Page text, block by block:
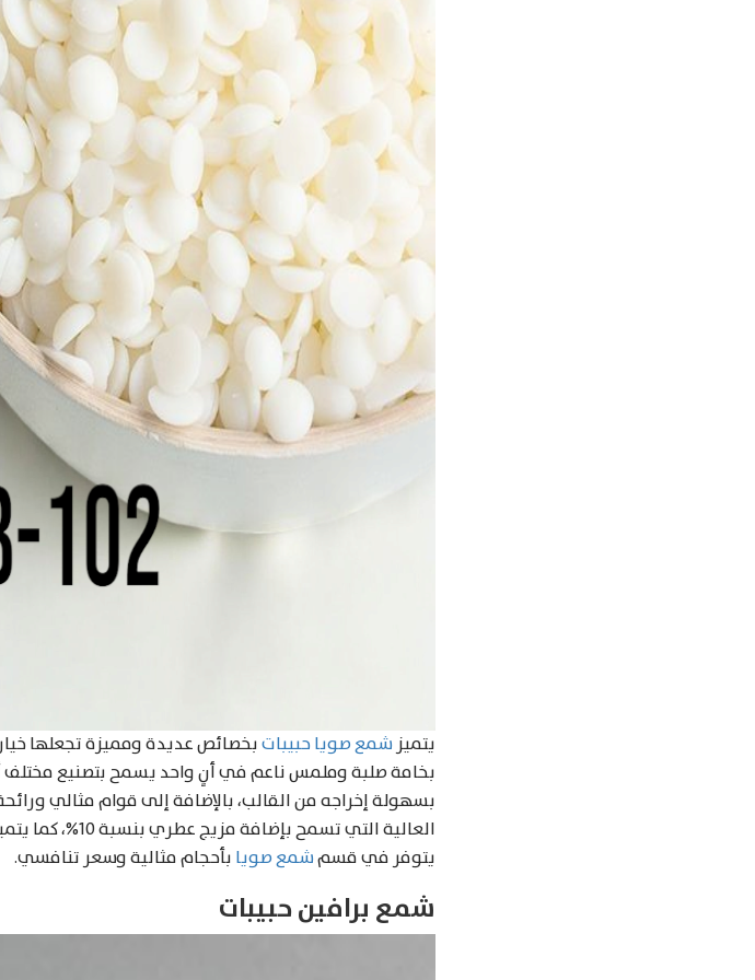
يتميز شمع صويا حبيباتبخصائص عديدة ومميزة تجعلها
بخامة صلبة وملمس ناعم في أنٍ واحد يسمح بتصنيع مختلف
بسهولة إخراجه من القالب، بالإضافة إلى قوام مثالي
العالية التي
يتوفر في قسمشمع صويا بأحجام مثالية وسعر تنافسي.
شمع برافين حبيبات